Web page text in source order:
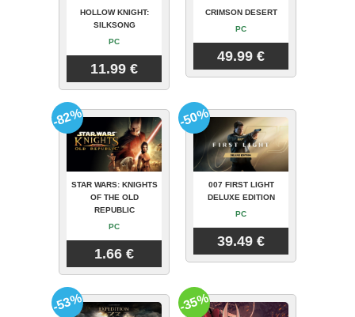
HOLLOW KNIGHT:
SILKSONG
PC
11.99 €
CRIMSON DESERT
PC
49.99 €
STAR WARS: KNIGHTS
OF THE OLD
REPUBLIC
PC
1.66 €
-82%
007 FIRST LIGHT
DELUXE EDITION
PC
39.49 €
-50%
-53% -35%